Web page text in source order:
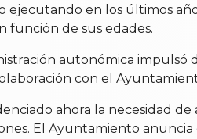
ejecutando en los últimos
función de sus edades.
autonómica
con el
ahora la necesidad
El Ayuntamiento